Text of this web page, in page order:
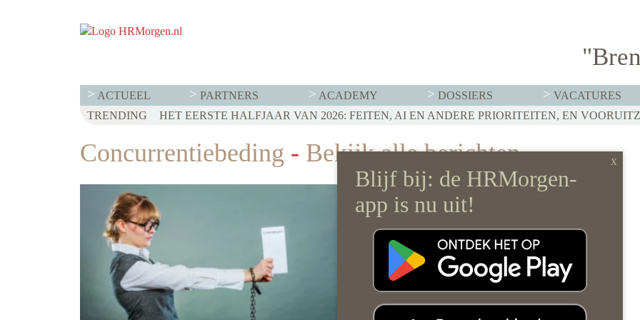
ACTUEEL PARTNERS ACADEMY DOSSIERS VACATURES
TRENDING WET LOONTRANSPARANTIE: DIT MOET HR NU AL REGELEN
HET EERSTE HALFJAAR VAN 2026: FEITEN, AI EN ANDERE PRIORITEITEN, EN
VOOR EEN SUCCESVOL RESERVISTENBELEID HOEF JE JE ORGANISATIE NIET OP Z’N
Concurrentiebeding - Bekijk alle berichten